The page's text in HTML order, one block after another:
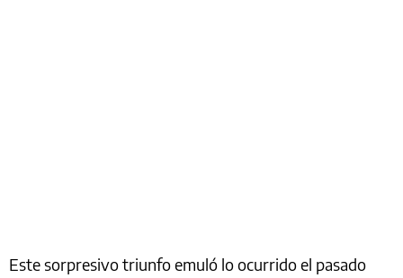
Este sorpresivo triunfo emuló lo ocurrido el pasado